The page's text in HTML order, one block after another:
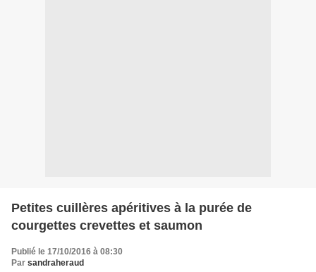
Petites cuillères apéritives à la purée de
courgettes crevettes et saumon
Publié le 17/10/2016 à 08:30
Par sandraheraud